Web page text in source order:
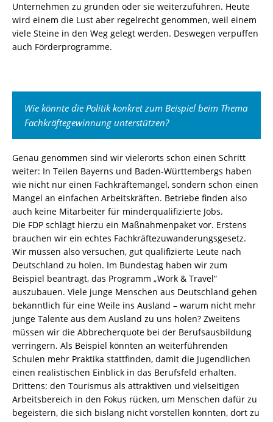
Unternehmen zu gründen oder sie weiterzuführen. Heute
wird einem die Lust aber regelrecht genommen, weil einem
viele Steine in den Weg gelegt werden. Deswegen verpuffen
auch Förderprogramme.
Wie könnte die Politik konkret zum Beispiel beim Thema
Fachkräftegewinnung unterstützen?
Genau genommen sind wir vielerorts schon einen Schritt
weiter: In Teilen Bayerns und Baden-Württembergs haben
wie nicht nur einen Fachkräftemangel, sondern schon einen
Mangel an einfachen Arbeitskräften. Betriebe finden also
auch keine Mitarbeiter für minderqualifizierte Jobs.
Die FDP schlägt hierzu ein Maßnahmenpaket vor. Erstens
brauchen wir ein echtes Fachkräftezuwanderungsgesetz.
Wir müssen also versuchen, gut qualifizierte Leute nach
Deutschland zu holen. Im Bundestag haben wir zum
Beispiel beantragt, das Programm „Work & Travel“
auszubauen. Viele junge Menschen aus Deutschland gehen
bekanntlich für eine Weile ins Ausland – warum nicht mehr
junge Talente aus dem Ausland zu uns holen? Zweitens
müssen wir die Abbrecherquote bei der Berufsausbildung
verringern. Als Beispiel könnten an weiterführenden
Schulen mehr Praktika stattfinden, damit die Jugendlichen
einen realistischen Einblick in das Berufsfeld erhalten.
Drittens: den Tourismus als attraktiven und vielseitigen
Arbeitsbereich in den Fokus rücken, um Menschen dafür zu
begeistern, die sich bislang nicht vorstellen konnten, dort zu